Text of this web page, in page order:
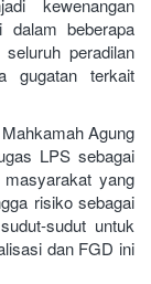
dalam beberapa
peradilan
gugatan terkait
Agung
LPS sebagai
yang
risiko sebagai
sudut untuk
dan FGD ini